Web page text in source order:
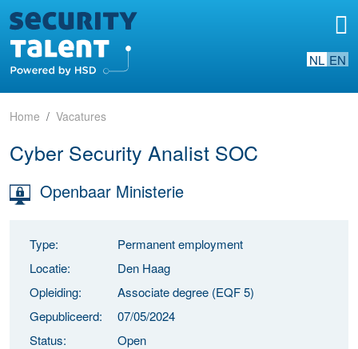
NL EN
Home Vacatures
Cyber Security Analist SOC
Openbaar Ministerie
Type:
Permanent employment
Locatie:
Den Haag
Opleiding:
Associate degree (EQF 5)
Gepubliceerd:
07/05/2024
Status:
Open